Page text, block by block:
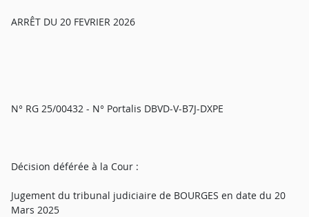
ARRÊT DU 20 FEVRIER 2026
N° RG 25/00432 - N° Portalis DBVD-V-B7J-DXPE
Décision déférée à la Cour :
Jugement du tribunal judiciaire de BOURGES en date du 20
Mars 2025